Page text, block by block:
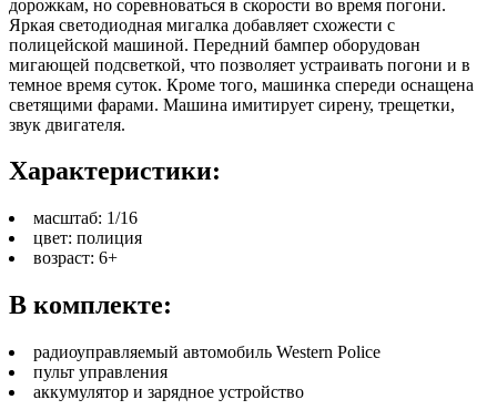
дорожкам, но соревноваться в скорости во время погони.
Яркая светодиодная мигалка добавляет схожести с
полицейской машиной. Передний бампер оборудован
мигающей подсветкой, что позволяет устраивать погони и в
темное время суток. Кроме того, машинка спереди оснащена
светящими фарами. Машина имитирует сирену, трещетки,
звук двигателя.
Характеристики:
масштаб: 1/16
цвет: полиция
возраст: 6+
В комплекте:
радиоуправляемый автомобиль Western Police
пульт управления
аккумулятор и зарядное устройство